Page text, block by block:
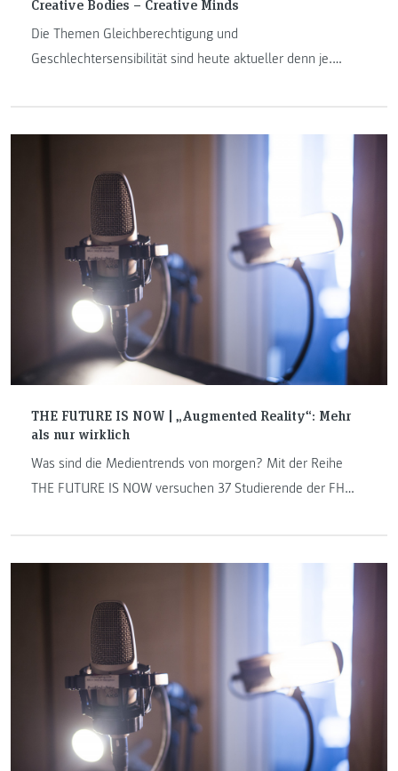
Creative Bodies – Creative Minds
Die Themen Gleichberechtigung und
Geschlechtersensibilität sind heute aktueller denn je.
an und öffnet damit Denkräume für kreative Lösungen
abseits des Alltäglichen. Studierende des Instituts
Journalismus und Public Relations twittern live über die
Konferenz und zeigen in ihrem eigenen Konferenzbeitrag
ein unterhaltsames und informatives Video zum Thema.
THE FUTURE IS NOW | „Augmented Reality“: Mehr
als nur wirklich
Was sind die Medientrends von morgen? Mit der Reihe
THE FUTURE IS NOW versuchen 37 Studierende der FH
Medienentwicklungen und setzt sich mit der smarten Welt
auseinander. Schreibroboter, Virtual Reality und
sprachgesteuerte Systeme sind auf dem Vormarsch: THE
FUTURE IS NOW – jeden Montag auf den Punkt gebracht.
Folge 4 dreht sich um spannende Augmented Reality-
Anwendungen in Journalismus und Marketing.